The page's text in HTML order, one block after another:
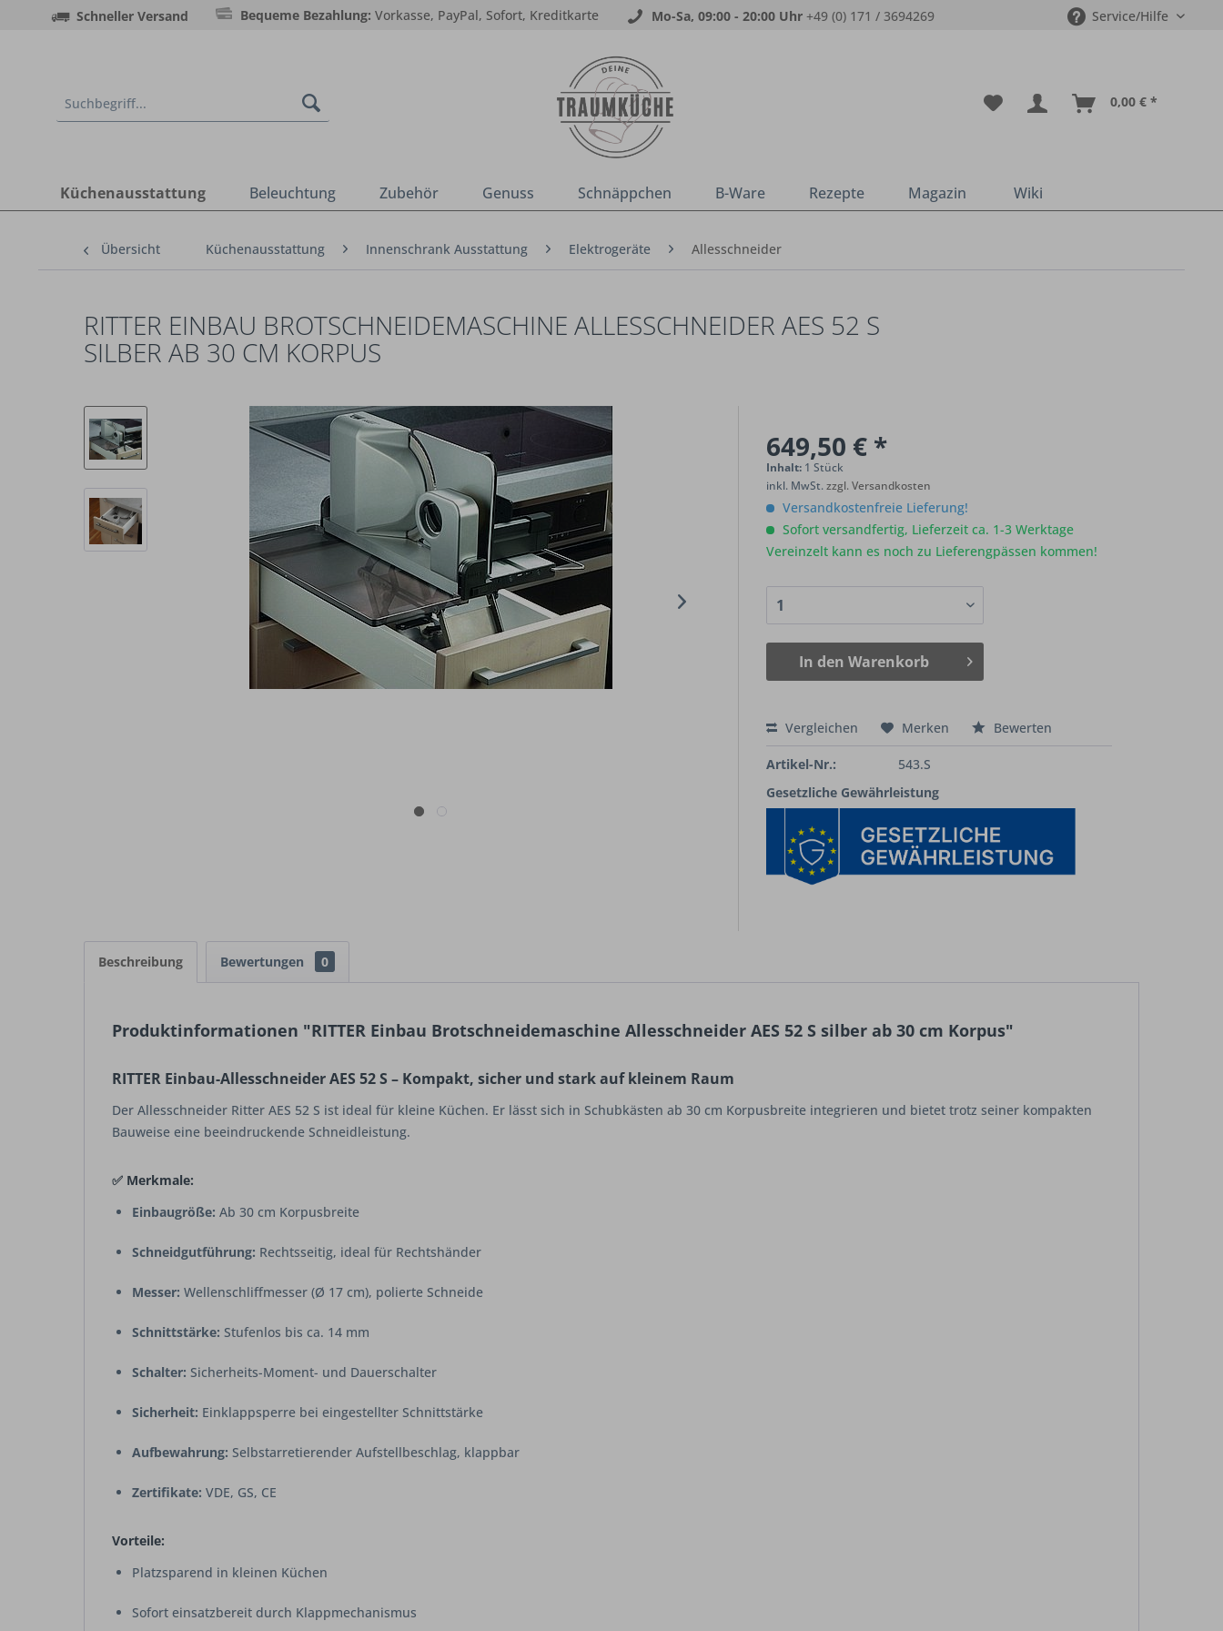
Schneller Versand Bequeme Bezahlung: Vorkasse, PayPal, Sofort, Kreditkarte Mo-Sa, 09:00 - 20:00 Uhr +49 (0) 171 / 3694269 Service/Hilfe
0,00 € *
Küchenausstattung Beleuchtung Zubehör Genuss Schnäppchen B-Ware Rezepte Magazin Wiki
Übersicht Küchenausstattung Innenschrank Ausstattung Elektrogeräte Allesschneider
RITTER EINBAU BROTSCHNEIDEMASCHINE ALLESSCHNEIDER AES 52 S
SILBER AB 30 CM KORPUS
649,50 € *
Inhalt: 1 Stück
inkl. MwSt.zzgl. Versandkosten
Versandkostenfreie Lieferung!
Sofort versandfertig, Lieferzeit ca. 1-3 Werktage
Vereinzelt kann es noch zu Lieferengpässen kommen!
In den Warenkorb
Vergleichen Merken Bewerten
Artikel-Nr.:
543.S
Gesetzliche Gewährleistung
Beschreibung Bewertungen 0
Produktinformationen "RITTER Einbau Brotschneidemaschine Allesschneider AES 52 S silber ab 30 cm Korpus"
RITTER Einbau-Allesschneider AES 52 S – Kompakt, sicher und stark auf kleinem Raum
Der Allesschneider Ritter AES 52 S ist ideal für kleine Küchen. Er lässt sich in Schubkästen ab 30 cm Korpusbreite integrieren und bietet trotz seiner kompakten
Bauweise eine beeindruckende Schneidleistung.
✅ Merkmale:
Einbaugröße: Ab 30 cm Korpusbreite
Schneidgutführung: Rechtsseitig, ideal für Rechtshänder
Messer: Wellenschliffmesser (Ø 17 cm), polierte Schneide
Schnittstärke: Stufenlos bis ca. 14 mm
Schalter: Sicherheits-Moment- und Dauerschalter
Sicherheit: Einklappsperre bei eingestellter Schnittstärke
Aufbewahrung: Selbstarretierender Aufstellbeschlag, klappbar
Zertifikate: VDE, GS, CE
Vorteile:
Platzsparend in kleinen Küchen
Sofort einsatzbereit durch Klappmechanismus